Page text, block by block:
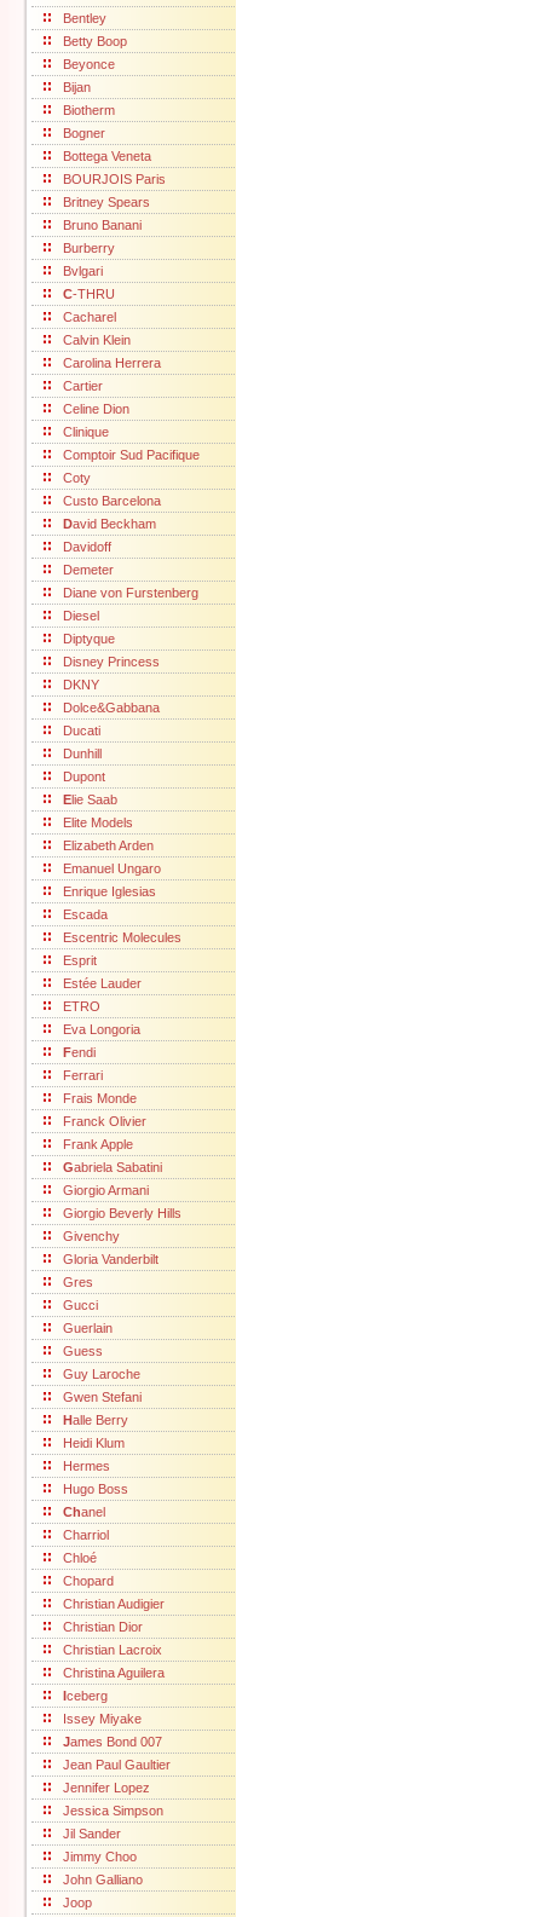
Bentley
Betty Boop
Beyonce
Bijan
Biotherm
Bogner
Bottega Veneta
BOURJOIS Paris
Britney Spears
Bruno Banani
Burberry
Bvlgari
C-THRU
Cacharel
Calvin Klein
Carolina Herrera
Cartier
Celine Dion
Clinique
Comptoir Sud Pacifique
Coty
Custo Barcelona
David Beckham
Davidoff
Demeter
Diane von Furstenberg
Diesel
Diptyque
Disney Princess
DKNY
Dolce&Gabbana
Ducati
Dunhill
Dupont
Elie Saab
Elite Models
Elizabeth Arden
Emanuel Ungaro
Enrique Iglesias
Escada
Escentric Molecules
Esprit
Estée Lauder
ETRO
Eva Longoria
Fendi
Ferrari
Frais Monde
Franck Olivier
Frank Apple
Gabriela Sabatini
Giorgio Armani
Giorgio Beverly Hills
Givenchy
Gloria Vanderbilt
Gres
Gucci
Guerlain
Guess
Guy Laroche
Gwen Stefani
Halle Berry
Heidi Klum
Hermes
Hugo Boss
Chanel
Charriol
Chloé
Chopard
Christian Audigier
Christian Dior
Christian Lacroix
Christina Aguilera
Iceberg
Issey Miyake
James Bond 007
Jean Paul Gaultier
Jennifer Lopez
Jessica Simpson
Jil Sander
Jimmy Choo
John Galliano
Joop